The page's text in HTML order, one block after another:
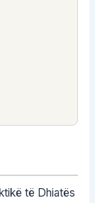
të Dhiatës